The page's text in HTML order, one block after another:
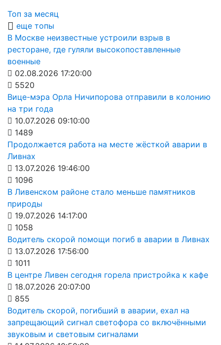
Топ за месяц
еще топы
В Москве неизвестные устроили взрыв в
ресторане, где гуляли высокопоставленные
военные
02.08.2026 17:20:00
5520
Вице-мэра Орла Ничипорова отправили в колонию
на три года
10.07.2026 09:10:00
1489
Продолжается работа на месте жёсткой аварии в
Ливнах
13.07.2026 19:46:00
1096
В Ливенском районе стало меньше памятников
природы
19.07.2026 14:17:00
1058
Водитель скорой помощи погиб в аварии в Ливнах
13.07.2026 17:56:00
1011
В центре Ливен сегодня горела пристройка к кафе
18.07.2026 20:07:00
855
Водитель скорой, погибший в аварии, ехал на
запрещающий сигнал светофора со включёнными
звуковым и световым сигналами